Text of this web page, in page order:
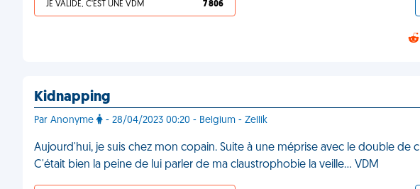
JE VALIDE, C'EST UNE VDM 7 806
Kidnapping
Par Anonyme - 28/04/2023 00:20 - Belgium - Zellik
Aujourd'hui, je suis chez mon copain. Suite à une méprise avec le double de
C'était bien la peine de lui parler de ma claustrophobie la veille… VDM